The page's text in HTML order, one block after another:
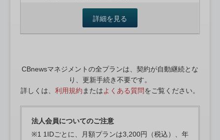
詳細を見る
CBnewsマネジメントの全プランは、契約が自動継続とな
り、更新手続き不要です。
詳しくは、 利用規約 またはよくある質問をご覧ください。
法人会員についてのご注意
※1 1IDごとに、月額プランは3,200円（税込）、年